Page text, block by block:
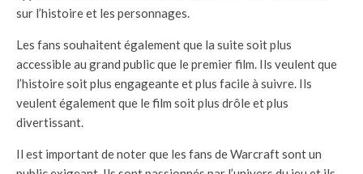
sur l’histoire et les personnages.
Les fans souhaitent également que la suite soit plus
accessible au grand public que le premier film. Ils veulent que
l’histoire soit plus engageante et plus facile à suivre. Ils
veulent également que le film soit plus drôle et plus
divertissant.
Il est important de noter que les fans de Warcraft sont un